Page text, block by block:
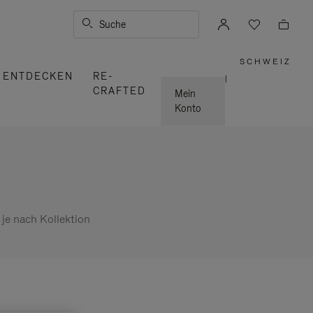
Suche
ENTDECKEN
RE-
CRAFTED
Mein
Konto
SCHWEIZ
|
nach Kollektion